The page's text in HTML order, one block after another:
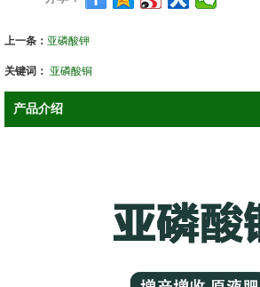
上一条： 亚磷酸钾
关键词： 亚磷酸铜
产品介绍